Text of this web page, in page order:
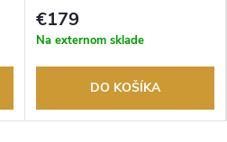
rokov. Až 100 dní na vrátenie
tovaru. Autorizovaný predajca.
€179
Na externom sklade
DO KOŠÍKA